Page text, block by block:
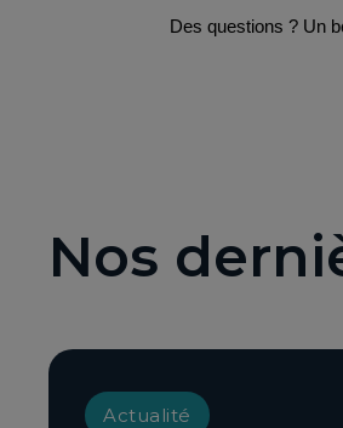
Des questions ? Un
Nos
Actualité